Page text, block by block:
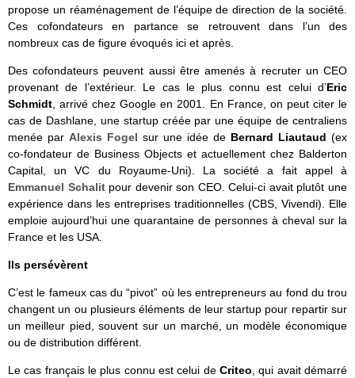
propose un réaménagement de l’équipe de direction de la société.
Ces cofondateurs en partance se retrouvent dans l’un des
nombreux cas de figure évoqués ici et après.
Des cofondateurs peuvent aussi être amenés à recruter un CEO
provenant de l’extérieur. Le cas le plus connu est celui d’Eric
Schmidt , arrivé chez Google en 2001. En France, on peut citer le
cas de Dashlane, une startup créée par une équipe de centraliens
menée par Alexis Fogel sur une idée de Bernard Liautaud (ex
co-fondateur de Business Objects et actuellement chez Balderton
Capital, un VC du Royaume-Uni). La société a fait appel à
Emmanuel Schalitpour devenir son CEO. Celui-ci avait plutôt une
expérience dans les entreprises traditionnelles (CBS, Vivendi). Elle
emploie aujourd’hui une quarantaine de personnes à cheval sur la
France et les USA.
Ils persévèrent
C’est le fameux cas du “pivot” où les entrepreneurs au fond du trou
changent un ou plusieurs éléments de leur startup pour repartir sur
un meilleur pied, souvent sur un marché, un modèle économique
ou de distribution différent.
Le cas français le plus connu est celui de Criteo , qui avait démarré